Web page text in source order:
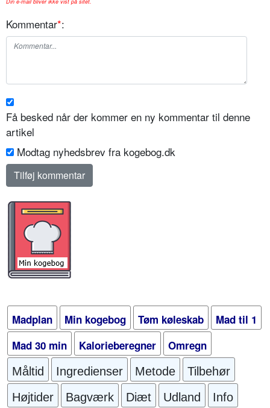
Kommentar*:
Få besked når der kommer en ny kommentar til denne
artikel
Modtag nyhedsbrev fra kogebog.dk
Madplan Min kogebog Tøm køleskab
Mad til 1
Mad 30 min
Kalorieberegner Omregn
Måltid Ingredienser Metode
Tilbehør
Højtider
Bagværk Diæt Udland Info